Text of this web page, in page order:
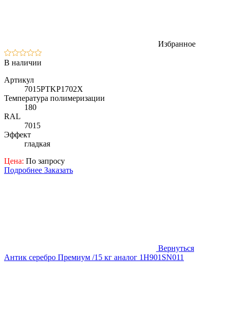
Избранное
В наличии
Артикул
7015PTKP1702X
Температура полимеризации
180
RAL
7015
Эффект
гладкая
Цена: По запросу
Подробнее Заказать
Вернуться
Антик серебро Премиум /15 кг аналог 1H901SN011